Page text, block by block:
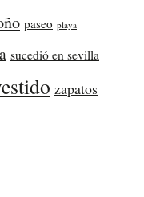
paseo playa
sucedió en sevilla
zapatos